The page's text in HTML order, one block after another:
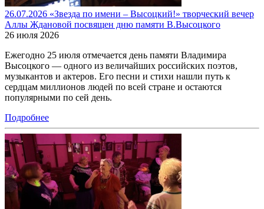
26.07.2026 «Звезда по имени – Высоцкий!» творческий вечер
Аллы Ждановой посвящен дню памяти В.Высоцкого
26 июля 2026
Ежегодно 25 июля отмечается день памяти Владимира
Высоцкого — одного из величайших российских поэтов,
музыкантов и актеров. Его песни и стихи нашли путь к
сердцам миллионов людей по всей стране и остаются
популярными по сей день.
Подробнее